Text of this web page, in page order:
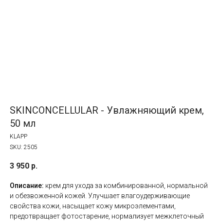
SKINCONCELLULAR - Увлажняющий крем,
50 мл
KLAPP
SKU: 2505
3 950 р.
Описание: крем для ухода за комбинированной, нормальной
и обезвоженной кожей. Улучшает влагоудерживающие
свойства кожи, насыщает кожу микроэлементами,
предотвращает фотостарение, нормализует межклеточный